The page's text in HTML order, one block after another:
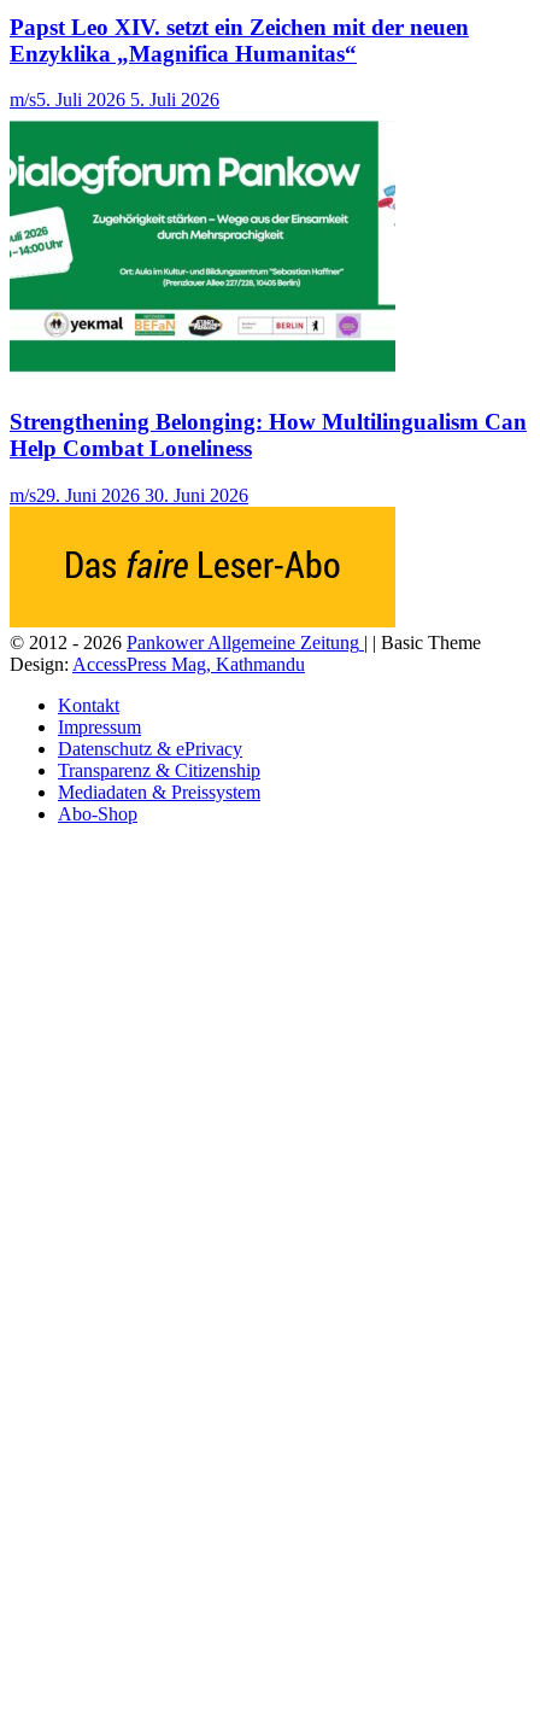
Papst Leo XIV. setzt ein Zeichen mit der neuen
Enzyklika „Magnifica Humanitas“
m/s5. Juli 2026 5. Juli 2026
Strengthening Belonging: How Multilingualism Can
Help Combat Loneliness
m/s29. Juni 2026 30. Juni 2026
© 2012 - 2026 Pankower Allgemeine Zeitung | | Basic Theme
Design: AccessPress Mag, Kathmandu
Kontakt
Impressum
Datenschutz & ePrivacy
Transparenz & Citizenship
Mediadaten & Preissystem
Abo-Shop